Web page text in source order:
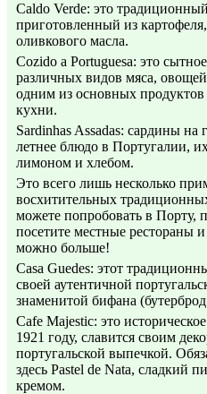
Caldo Verde: это
приготовленный из
оливкового масла.
Cozido a Portuguesa: это
различных видов мяса,
одним из основных продуктов
кухни.
Sardinhas Assadas: сардины
летнее блюдо в Португалии,
лимоном и хлебом.
Это всего лишь несколько
восхитительных
можете попробовать в Порту,
посетите местные рестораны
можно больше!
Casa Guedes: этот
своей аутентичной
знаменитой бифана
Cafe Majestic: это
1921 году, славится своим
португальской выпечкой.
здесь Pastel de Nata, сладкий
кремом.